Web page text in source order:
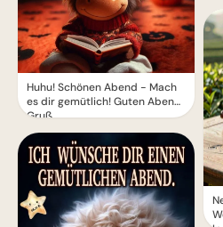
Huhu! Schönen Abend - Mach
es dir gemütlich! Guten Abend
Gruß